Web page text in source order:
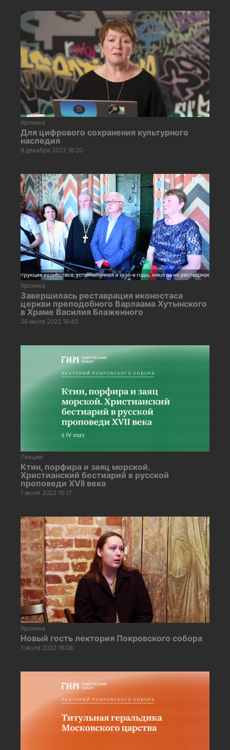
Хроника
Для цифрового сохранения культурного
наследия
8 декабря 2022 16:20
Хроника
Завершилась реставрация иконостаса
церкви преподобного Варлаама Хутынского
в Храме Василия Блаженного
26 июля 2022 16:40
Лекции
Ктин, порфира и заяц морской.
Христианский бестиарий в русской
проповеди XVII века
1 июля 2022 16:17
Хроника
Новый гость лектория Покровского собора
1 июля 2022 16:08